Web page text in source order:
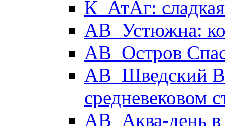
К_АтАг:
АВ_Устюжна:
АВ_Остров
АВ_Шведский
средневековом
АВ_Аква-день в